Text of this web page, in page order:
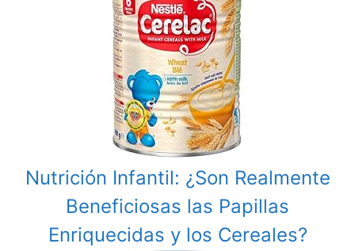
Nutrición Infantil: ¿Son Realmente
Beneficiosas las Papillas
Enriquecidas y los Cereales?